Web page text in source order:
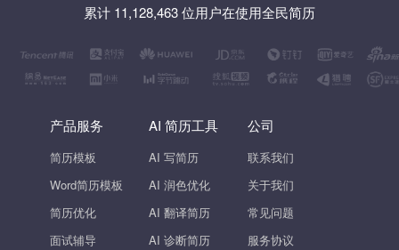
累计 11,128,463 位用户在使用全民简历
产品服务
简历模板
Word简历模板
简历优化
面试辅导
AI 简历工具
AI 写简历
AI 润色优化
AI 翻译简历
AI 诊断简历
公司
联系我们
关于我们
常见问题
服务协议